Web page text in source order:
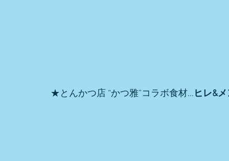
★とんかつ店 “かつ雅”コラボ食材…ヒレ&